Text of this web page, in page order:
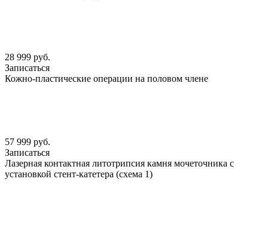
28 999 руб.
Записаться
Кожно-пластические операции на половом члене
57 999 руб.
Записаться
Лазерная контактная литотрипсия камня мочеточника с
установкой стент-катетера (схема 1)